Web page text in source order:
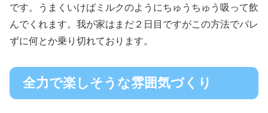
です。うまくいけばミルクのようにちゅうちゅう吸って飲
んでくれます。我が家はまだ２日目ですがこの方法でバレ
ずに何とか乗り切れております。
全力で楽しそうな雰囲気づくり